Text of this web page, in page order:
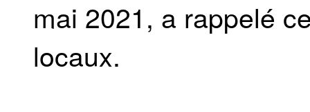
mai 2021, a rappelé
locaux.